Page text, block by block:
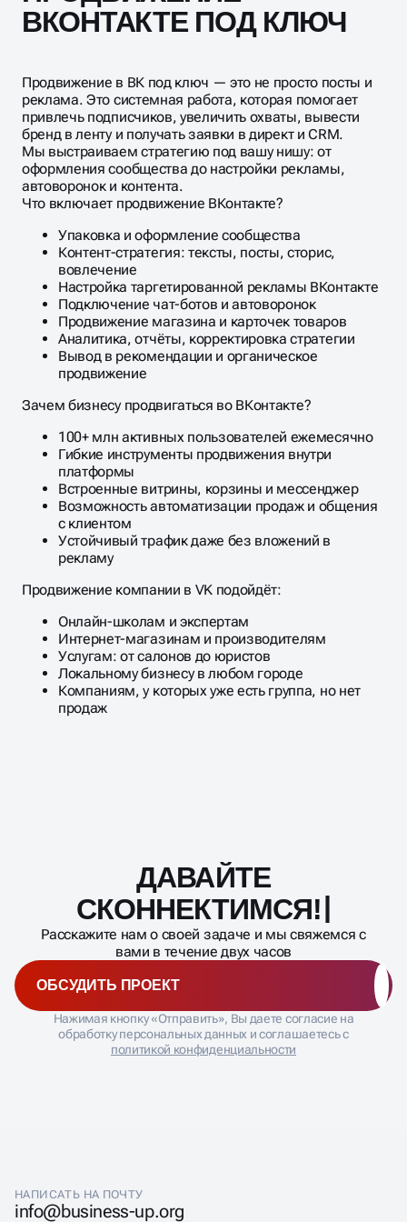
ВКОНТАКТЕ ПОД КЛЮЧ
Продвижение в ВК под ключ — это не просто посты и
реклама. Это системная работа, которая помогает
привлечь подписчиков, увеличить охваты, вывести
бренд в ленту и получать заявки в директ и CRM.
Мы выстраиваем стратегию под вашу нишу: от
оформления сообщества до настройки рекламы,
автоворонок и контента.
Что включает продвижение ВКонтакте?
Упаковка и оформление сообщества
Контент-стратегия: тексты, посты, сторис,
вовлечение
Настройка таргетированной рекламы ВКонтакте
Подключение чат-ботов и автоворонок
Продвижение магазина и карточек товаров
Аналитика, отчёты, корректировка стратегии
Вывод в рекомендации и органическое
продвижение
Зачем бизнесу продвигаться во ВКонтакте?
100+ млн активных пользователей ежемесячно
Гибкие инструменты продвижения внутри
платформы
Встроенные витрины, корзины и мессенджер
Возможность автоматизации продаж и общения
с клиентом
Устойчивый трафик даже без вложений в
рекламу
Продвижение компании в VK подойдёт:
Онлайн-школам и экспертам
Интернет-магазинам и производителям
Услугам: от салонов до юристов
Локальному бизнесу в любом городе
Компаниям, у которых уже есть группа, но нет
продаж
Масштабирование
процесса
ДАВАЙТЕ
СКОННЕКТИМ
Расскажите нам о своей задаче и мы свяжемся с
вами в течение двух часов
ОБСУДИТЬ ПРОЕКТ
Нажимая кнопку «Отправить», Вы даете согласие на
обработку персональных данных и соглашаетесь с
политикой конфиденциальности
НАПИСАТЬ НА ПОЧТУ
info@business-up.org